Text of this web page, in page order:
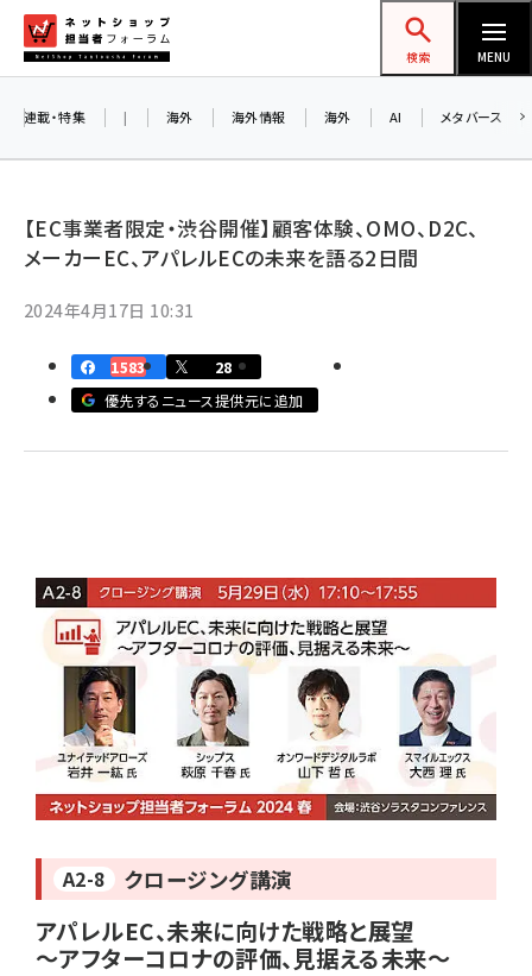
ン
ネットショップ担当者フォーラム
検索 MENU
amazon (2236)
yahoo (1896)
楽天 (1865)
ecbeing (1204)
revico (737)
連載・特集 | 海外 海外情報 海外 AI メタバース
【EC事業者限定・渋谷開催】顧客体験、OMO、D2C、
メーカーEC、アパレルECの未来を語る2日間
2024年4月17日 10:31
1583
28
優先するニュース提供元に追加
A2-8 クロージング講演
アパレルEC、未来に向けた戦略と展望
～アフターコロナの評価、見据える未来～
AIが買い物を代行する時代に打つべき「次の
一手」とは？ アルペン、オイシックス、元UA責
京）【交流会も実施】
8/26（水）、東京・四谷で開催。登壇者・聴講
の講演を無料で聴講できます！
参加登録はこちら↑